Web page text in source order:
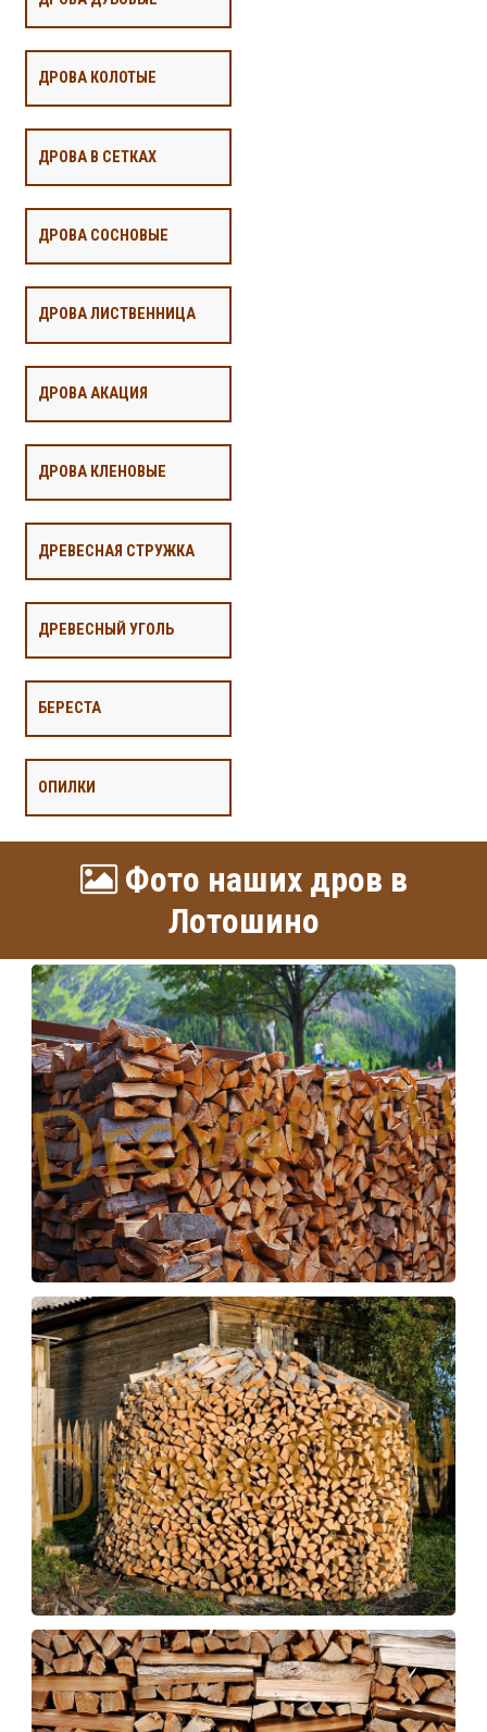
ДРОВА КОЛОТЫЕ
ДРОВА В СЕТКАХ
ДРОВА СОСНОВЫЕ
ДРОВА ЛИСТВЕННИЦА
ДРОВА АКАЦИЯ
ДРОВА КЛЕНОВЫЕ
ДРЕВЕСНАЯ СТРУЖКА
ДРЕВЕСНЫЙ УГОЛЬ
БЕРЕСТА
ОПИЛКИ
Фото наших дров в
Лотошино